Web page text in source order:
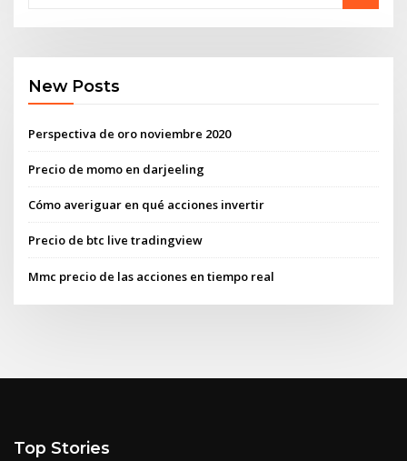
New Posts
Perspectiva de oro noviembre 2020
Precio de momo en darjeeling
Cómo averiguar en qué acciones invertir
Precio de btc live tradingview
Mmc precio de las acciones en tiempo real
Top Stories